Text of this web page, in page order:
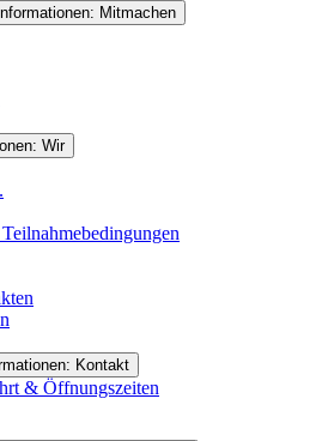
Mitmachen
Wir
Kontakt
& Öffnungszeiten